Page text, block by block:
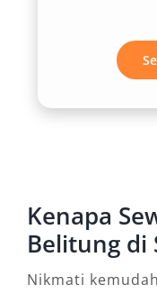
Bangka
mulai dari
cocok
desainnya yang
digunakan untuk
Kenapa
Belitung di
Nikmati